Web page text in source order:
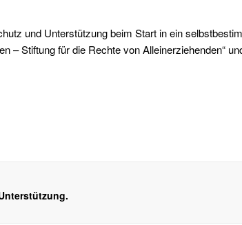
und Unterstützung beim Start in ein
– Stiftung für die Rechte von Alleinerziehenden“